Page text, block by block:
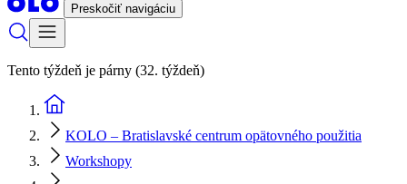
Preskočiť navigáciu
Tento týždeň je párny (32. týždeň)
KOLO – Bratislavské centrum opätovného použitia
Workshopy